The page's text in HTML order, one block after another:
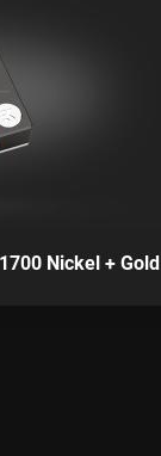
Nickel + Gold